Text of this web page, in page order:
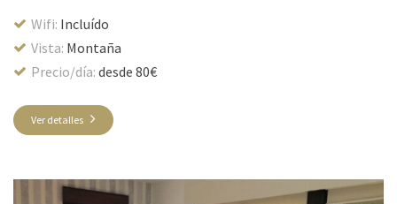
Wifi: Incluído
Vista: Montaña
Precio/día: desde 80€
Ver detalles